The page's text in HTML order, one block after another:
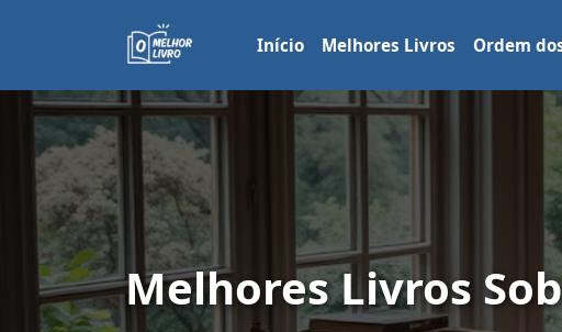
Início Melhores Livros Ordem
Melhores Livros